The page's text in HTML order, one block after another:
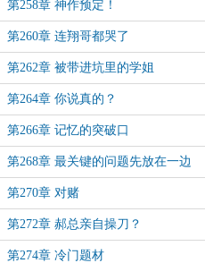
第258章 神作预定！
第260章 连翔哥都哭了
第262章 被带进坑里的学姐
第264章 你说真的？
第266章 记忆的突破口
第268章 最关键的问题先放在一边
第270章 对赌
第272章 郝总亲自操刀？
第274章 冷门题材